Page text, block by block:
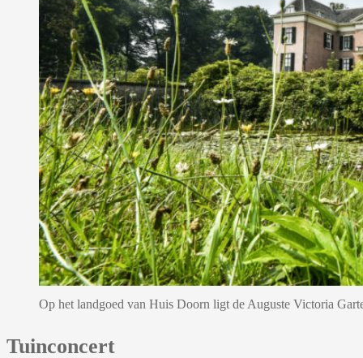
Op het landgoed van Huis Doorn ligt de Auguste Victoria
Tuinconcert